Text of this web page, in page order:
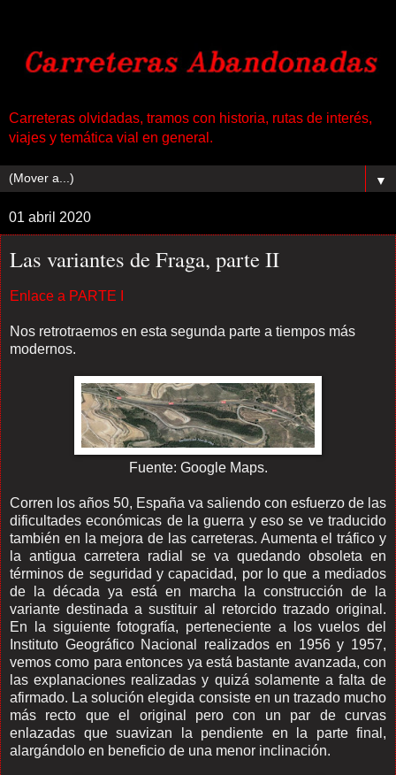
Carreteras olvidadas, tramos con historia, rutas de interés,
viajes y temática vial en general.
▼
01 abril 2020
Las variantes de Fraga, parte II
Enlace a PARTE I
Nos retrotraemos en esta segunda parte a tiempos más
modernos.
Fuente: Google Maps.
Corren los años 50, España va saliendo con esfuerzo de las
dificultades económicas de la guerra y eso se ve traducido
también en la mejora de las carreteras. Aumenta el tráfico y
la antigua carretera radial se va quedando obsoleta en
términos de seguridad y capacidad, por lo que a mediados
de la década ya está en marcha la construcción de la
variante destinada a sustituir al retorcido trazado original.
En la siguiente fotografía, perteneciente a los vuelos del
Instituto Geográfico Nacional realizados en 1956 y 1957,
vemos como para entonces ya está bastante avanzada, con
las explanaciones realizadas y quizá solamente a falta de
afirmado. La solución elegida consiste en un trazado mucho
más recto que el original pero con un par de curvas
enlazadas que suavizan la pendiente en la parte final,
alargándolo en beneficio de una menor inclinación.